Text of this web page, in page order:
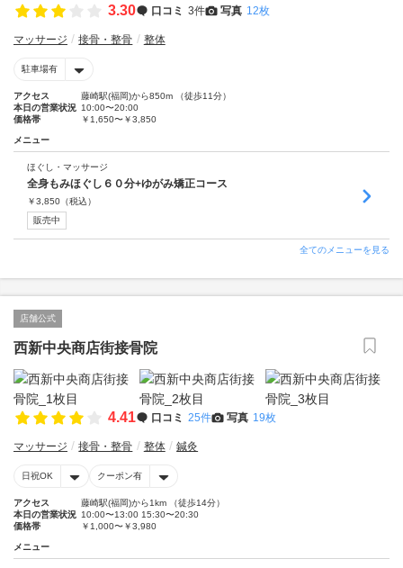
3.30 口コミ 3件 写真 12枚
マッサージ 接骨・整骨 整体
駐車場有
アクセス
藤崎駅(福岡)から850m （徒歩11分）
本日の営業状況 10:00〜20:00
価格帯
￥1,650〜￥3,850
メニュー
ほぐし・マッサージ
全身もみほぐし６０分+ゆがみ矯正コース
￥3,850 （税込）
販売中
全てのメニューを見る
店舗公式
西新中央商店街接骨院
4.41 口コミ 25件 写真 19枚
マッサージ 接骨・整骨 整体 鍼灸
日祝OK クーポン有
アクセス
藤崎駅(福岡)から1km （徒歩14分）
本日の営業状況 10:00〜13:00 15:30〜20:30
価格帯
￥1,000〜￥3,980
メニュー